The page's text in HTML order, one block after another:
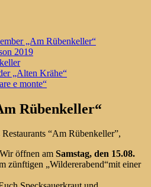
„Am Rübenkeller“
2019
„Alten Krähe“
e monte“
Rübenkeller“
“Am Rübenkeller”,
öffnen am Samstag, den 15.08.
zünftigen „Wildererabend“mit einer